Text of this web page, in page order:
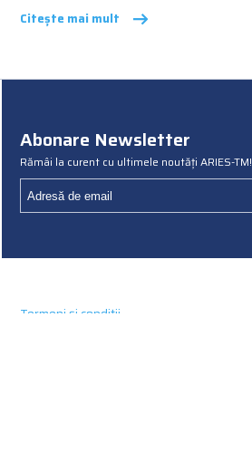
Citește mai mult
Termeni și condiții
Abonare Newsletter
Rămâi la curent cu ultimele noutăți ARIES-TM!